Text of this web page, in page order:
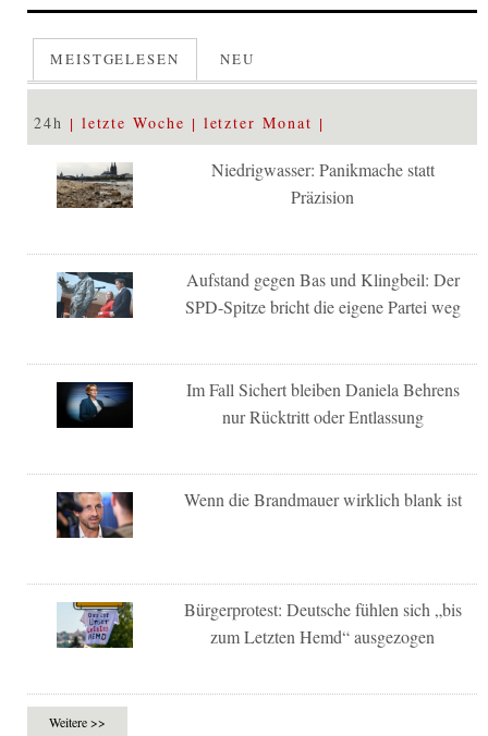
MEISTGELESEN NEU
24h letzte Woche letzter Monat
Niedrigwasser: Panikmache statt
Präzision
Aufstand gegen Bas und Klingbeil: Der
SPD-Spitze bricht die eigene Partei weg
Im Fall Sichert bleiben Daniela Behrens
nur Rücktritt oder Entlassung
Wenn die Brandmauer wirklich blank ist
Bürgerprotest: Deutsche fühlen sich „bis
zum Letzten Hemd“ ausgezogen
Weitere >>